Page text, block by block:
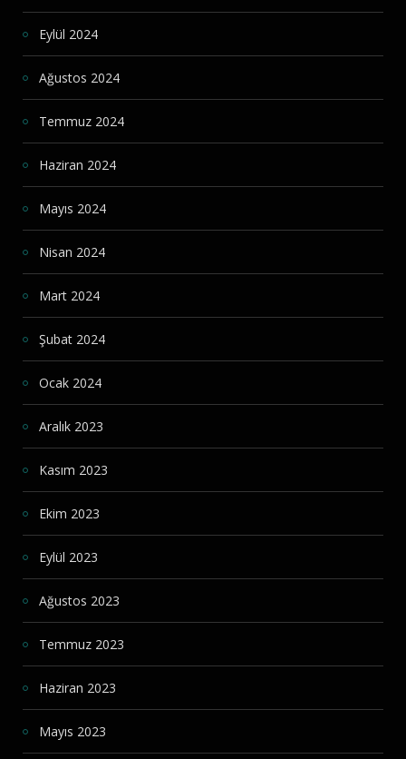
Eylül 2024
Ağustos 2024
Temmuz 2024
Haziran 2024
Mayıs 2024
Nisan 2024
Mart 2024
Şubat 2024
Ocak 2024
Aralık 2023
Kasım 2023
Ekim 2023
Eylül 2023
Ağustos 2023
Temmuz 2023
Haziran 2023
Mayıs 2023